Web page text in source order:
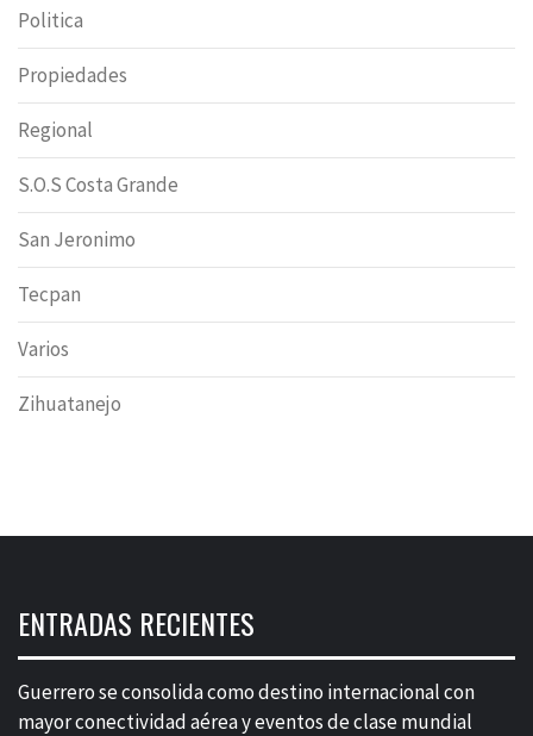
Politica
Propiedades
Regional
S.O.S Costa Grande
San Jeronimo
Tecpan
Varios
Zihuatanejo
ENTRADAS RECIENTES
Guerrero se consolida como destino internacional con
mayor conectividad aérea y eventos de clase mundial